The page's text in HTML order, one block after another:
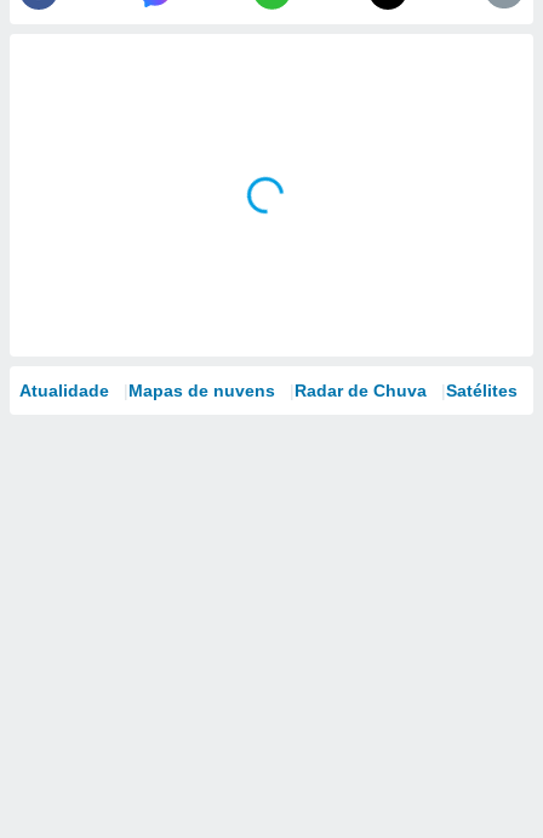
Atualidade Mapas de nuvens Radar de Chuva Satélites